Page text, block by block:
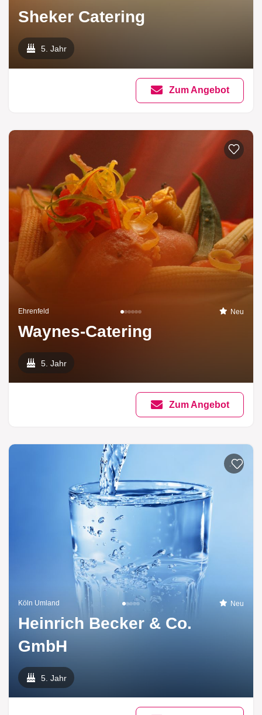
Sheker Catering
5. Jahr
Zum Angebot
Ehrenfeld Neu
Waynes-Catering
5. Jahr
Zum Angebot
Zur
Köln Umland Neu
Heinrich Becker & Co.
GmbH
5. Jahr